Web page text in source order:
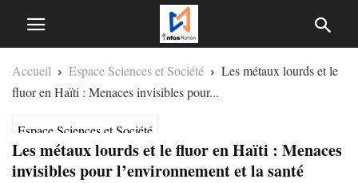
Accueil Espace Sciences et Société
Les métaux lourds et le
fluor en Haïti : Menaces invisibles pour...
Espace Sciences et Société
Les métaux lourds et le fluor en Haïti : Menaces
invisibles pour l’environnement et la santé